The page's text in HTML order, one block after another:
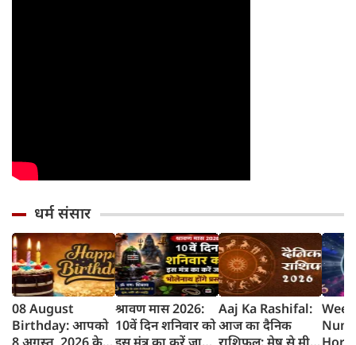
धर्म संसार
08 August
Birthday: आपको
8 अगस्त, 2026 के
श्रावण मास 2026:
10वें दिन शनिवार को
इस मंत्र का करें जाप,
Aaj Ka Rashifal:
आज का दैनिक
राशिफल: मेष से मीन